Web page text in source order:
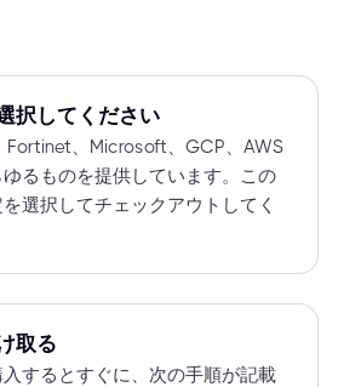
択してください
、Microsoft、GCP、AWS
るものを提供しています。この
選択してチェックアウトしてく
取る
するとすぐに、次の手順が記載